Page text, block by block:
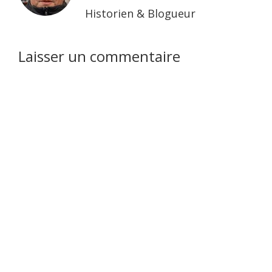
Historien & Blogueur
Interactions
Laisser un commentaire